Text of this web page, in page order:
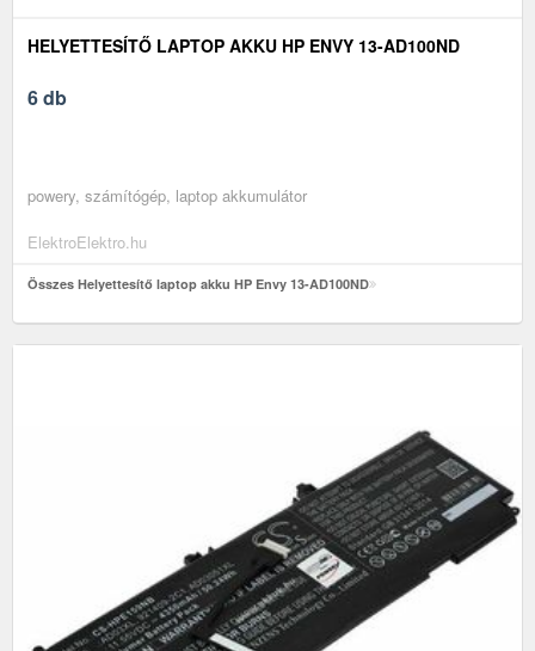
HELYETTESÍTŐ LAPTOP AKKU HP ENVY 13-AD100ND
6 db
powery, számítógép, laptop akkumulátor
ElektroElektro.hu
Összes Helyettesítő laptop akku HP Envy 13-AD100ND